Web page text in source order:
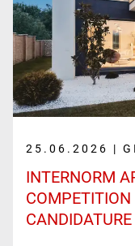
25.06.2026 |
INTERNORM
CANDIDATURE